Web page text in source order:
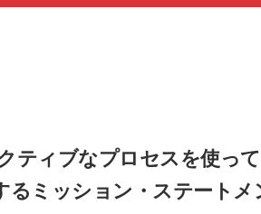
ティブなプロセスを使っ
るミッション・ステートメ